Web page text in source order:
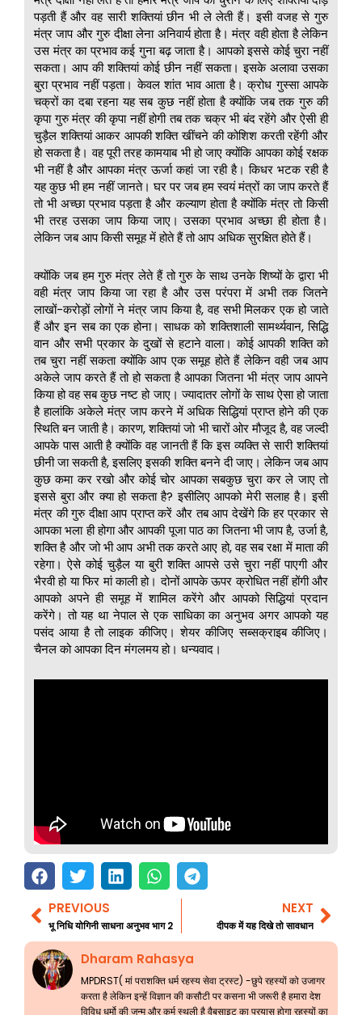
पड़ती हैं और वह सारी शक्तियां छीन भी ले लेती हैं। इसी वजह से गुरु
मंत्र जाप और गुरु दीक्षा लेना अनिवार्य होता है। मंत्र वही होता है लेकिन
उस मंत्र का प्रभाव कई गुना बढ़ जाता है। आपको इससे कोई चुरा नहीं
सकता। आप की शक्तियां कोई छीन नहीं सकता। इसके अलावा उसका
बुरा प्रभाव नहीं पड़ता। केवल शांत भाव आता है। क्रोध गुस्सा आपके
चक्रों का दबा रहना यह सब कुछ नहीं होता है क्योंकि जब तक गुरु की
कृपा गुरु मंत्र की कृपा नहीं होगी तब तक चक्र भी बंद रहेंगे और ऐसी ही
चुड़ैल शक्तियां आकर आपकी शक्ति खींचने की कोशिश करती रहेंगी और
हो सकता है। वह पूरी तरह कामयाब भी हो जाए क्योंकि आपका कोई रक्षक
भी नहीं है और आपका मंत्र ऊर्जा कहां जा रही है। किधर भटक रही है
यह कुछ भी हम नहीं जानते। घर पर जब हम स्वयं मंत्रों का जाप करते हैं
तो भी अच्छा प्रभाव पड़ता है और कल्याण होता है क्योंकि मंत्र तो किसी
भी तरह उसका जाप किया जाए। उसका प्रभाव अच्छा ही होता है।
लेकिन जब आप किसी समूह में होते हैं तो आप अधिक सुरक्षित होते हैं।
क्योंकि जब हम गुरु मंत्र लेते हैं तो गुरु के साथ उनके शिष्यों के द्वारा भी
वही मंत्र जाप किया जा रहा है और उस परंपरा में अभी तक जितने
लाखों-करोड़ों लोगों ने मंत्र जाप किया है, वह सभी मिलकर एक हो जाते
हैं और इन सब का एक होना। साधक को शक्तिशाली सामर्थ्यवान, सिद्धि
वान और सभी प्रकार के दुखों से हटाने वाला। कोई आपकी शक्ति को
तब चुरा नहीं सकता क्योंकि आप एक समूह होते हैं लेकिन वही जब आप
अकेले जाप करते हैं तो हो सकता है आपका जितना भी मंत्र जाप आपने
किया हो वह सब कुछ नष्ट हो जाए। ज्यादातर लोगों के साथ ऐसा हो जाता
है हालांकि अकेले मंत्र जाप करने में अधिक सिद्धियां प्राप्त होने की एक
स्थिति बन जाती है। कारण, शक्तियां जो भी चारों ओर मौजूद है, वह जल्दी
आपके पास आती है क्योंकि वह जानती हैं कि इस व्यक्ति से सारी शक्तियां
छीनी जा सकती है, इसलिए इसकी शक्ति बनने दी जाए। लेकिन जब आप
कुछ कमा कर रखो और कोई चोर आपका सबकुछ चुरा कर ले जाए तो
इससे बुरा और क्या हो सकता है? इसीलिए आपको मेरी सलाह है। इसी
मंत्र की गुरु दीक्षा आप प्राप्त करें और तब आप देखेंगे कि हर प्रकार से
आपका भला ही होगा और आपकी पूजा पाठ का जितना भी जाप है, उर्जा है,
शक्ति है और जो भी आप अभी तक करते आए हो, वह सब रक्षा में माता की
रहेगा। ऐसे कोई चुड़ैल या बुरी शक्ति आपसे उसे चुरा नहीं पाएगी और
भैरवी हो या फिर मां काली हो। दोनों आपके ऊपर क्रोधित नहीं होंगी और
आपको अपने ही समूह में शामिल करेंगे और आपको सिद्धियां प्रदान
करेंगे। तो यह था नेपाल से एक साधिका का अनुभव अगर आपको यह
पसंद आया है तो लाइक कीजिए। शेयर कीजिए सब्सक्राइब कीजिए।
चैनल को आपका दिन मंगलमय हो। धन्यवाद।
Prev
PREVIOUS
भू निधि योगिनी साधना अनुभव भाग 2
NEXT
दीपक में यह दिखे तो सावधान
Dharam Rahasya
MPDRST( मां पराशक्ति धर्म रहस्य सेवा ट्रस्ट) -छुपे रहस्यों को उजागर
करता है लेकिन इन्हें विज्ञान की कसौटी पर कसना भी जरूरी है हमारा देश
विविध धर्मो की जन्म और कर्म स्थली है वैबसाइट का प्रयास होगा रहस्यों का